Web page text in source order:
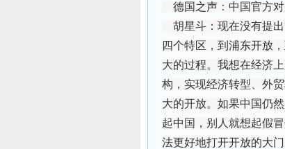
德国之声：中国官方
胡星斗：现在没有提
四个特区，到浦东开放
大的过程。我想在经济
构，实现经济转型、外
大的开放。如果中国仍
起中国，别人就想起假
法更好地打开开放的大门